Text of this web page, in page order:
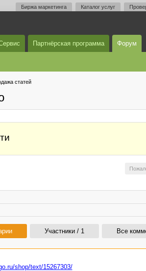
Биржа маркетинга Каталог услуг
Партнёрская программа Форум
статей
Участники / 1 Все
shop/text/15267303/